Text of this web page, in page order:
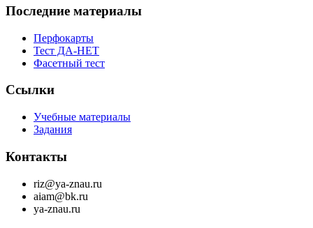
Последние материалы
Перфокарты
Тест ДА-НЕТ
Фасетный тест
Ссылки
Учебные материалы
Задания
Контакты
riz@ya-znau.ru
aiam@bk.ru
ya-znau.ru